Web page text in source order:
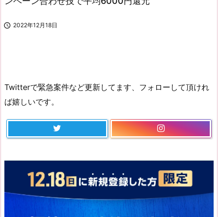
 2022年12月18日
Twitterで緊急案件など更新してます、フォローして頂けれ
ば嬉しいです。